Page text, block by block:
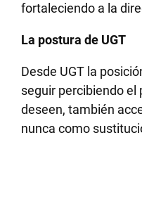
fortaleciendo a la
La postura de UGT
Desde UGT la
seguir percibiendo el
deseen, también
nunca como